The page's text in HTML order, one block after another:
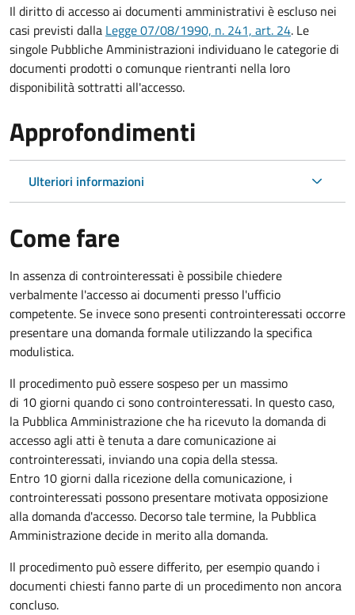
Il diritto di accesso ai documenti amministrativi è escluso nei
casi previsti dalla Legge 07/08/1990, n. 241, art. 24. Le
singole Pubbliche Amministrazioni individuano le categorie di
documenti prodotti o comunque rientranti nella loro
disponibilità sottratti all'accesso.
Approfondimenti
Ulteriori informazioni
Come fare
In assenza di controinteressati è possibile chiedere
verbalmente l'accesso ai documenti presso l'ufficio
competente. Se invece sono presenti controinteressati occorre
presentare una domanda formale utilizzando la specifica
modulistica.
Il procedimento può essere sospeso per un massimo
di 10 giorni quando ci sono controinteressati. In questo caso,
la Pubblica Amministrazione che ha ricevuto la domanda di
accesso agli atti è tenuta a dare comunicazione ai
controinteressati, inviando una copia della stessa.
Entro 10 giorni dalla ricezione della comunicazione, i
controinteressati possono presentare motivata opposizione
alla domanda d'accesso. Decorso tale termine, la Pubblica
Amministrazione decide in merito alla domanda.
Il procedimento può essere differito, per esempio quando i
documenti chiesti fanno parte di un procedimento non ancora
concluso.